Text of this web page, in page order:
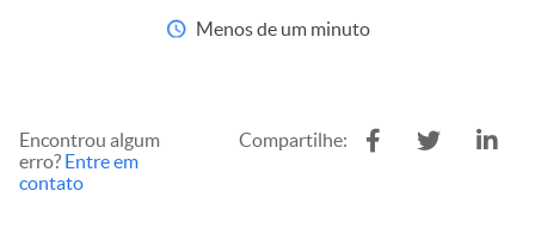
Menos de um minuto
Encontrou algum
erro? Entre em
contato
Compartilhe: